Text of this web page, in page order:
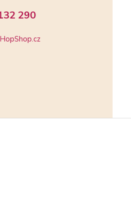
290